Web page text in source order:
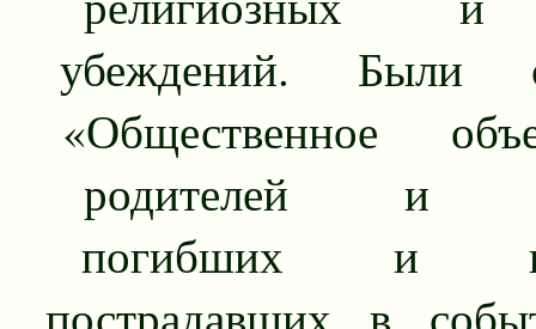
убеждений. Были
«Общественное
родителей и
погибших и